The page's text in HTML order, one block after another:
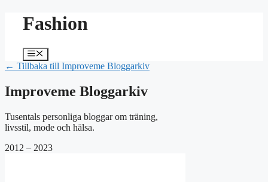
HoppaFashion
Meny
← Tillbaka till Improveme Bloggarkiv
Improveme Bloggarkiv
Tusentals personliga bloggar om träning,
livsstil, mode och hälsa.
2012 – 2023